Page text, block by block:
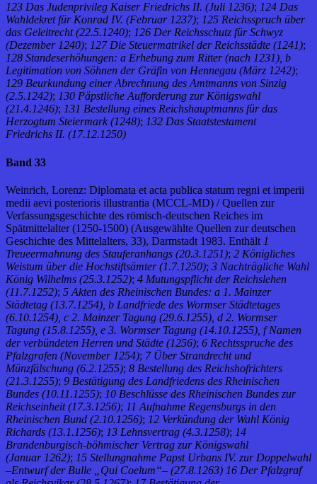
123 Das Judenprivileg Kaiser Friedrichs II. (Juli 1236); 124 Das
Wahldekret für Konrad IV. (Februar 1237); 125 Reichsspruch über
das Geleitrecht (22.5.1240); 126 Der Reichsschutz für Schwyz
(Dezember 1240); 127 Die Steuermatrikel der Reichsstädte (1241);
128 Standeserhöhungen: a Erhebung zum Ritter (nach 1231), b
Legitimation von Söhnen der Gräfin von Hennegau (März 1242);
129 Beurkundung einer Abrechnung des Amtmanns von Sinzig
(2.5.1242); 130 Päpstliche Aufforderung zur Königswahl
(21.4.1246); 131 Bestellung eines Reichshauptmanns für das
Herzogtum Steiermark (1248); 132 Das Staatstestament
Friedrichs II. (17.12.1250)
Band 33
Weinrich, Lorenz: Diplomata et acta publica statum regni et imperii
medii aevi posterioris illustrantia (MCCL-MD) / Quellen zur
Verfassungsgeschichte des römisch-deutschen Reiches im
Spätmittelalter (1250-1500) (Ausgewählte Quellen zur deutschen
Geschichte des Mittelalters, 33), Darmstadt 1983. Enthält 1
Treueermahnung des Stauferanhangs (20.3.1251); 2 Königliches
Weistum über die Hochstiftsämter (1.7.1250); 3 Nachträgliche Wahl
König Wilhelms (25.3.1252); 4 Mutungspflicht der Reichslehen
(11.7.1252); 5 Akten des Rheinischen Bundes: a 1. Mainzer
Städtetag (13.7.1254), b Landfriede des Wormser Städtetages
(6.10.1254), c 2. Mainzer Tagung (29.6.1255), d 2. Wormser
Tagung (15.8.1255), e 3. Wormser Tagung (14.10.1255), f Namen
der verbündeten Herren und Städte (1256); 6 Rechtsspruche des
Pfalzgrafen (November 1254); 7 Über Strandrecht und
Münzfälschung (6.2.1255); 8 Bestellung des Reichshofrichters
(21.3.1255); 9 Bestätigung des Landfriedens des Rheinischen
Bundes (10.11.1255); 10 Beschlüsse des Rheinischen Bundes zur
Reichseinheit (17.3.1256); 11 Aufnahme Regensburgs in den
Rheinischen Bund (2.10.1256); 12 Verkündung der Wahl König
Richards (13.1.1256); 13 Lehnsvertrag (4.3.1258); 14
Brandenburgisch-böhmischer Vertrag zur Königswahl
(Januar 1262); 15 Stellungnahme Papst Urbans IV. zur Doppelwahl
–Entwurf der Bulle „Qui Coelum“– (27.8.1263) 16 Der Pfalzgraf